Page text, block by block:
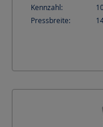
Kennzahl:
Pressbreite: